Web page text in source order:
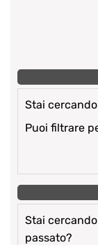
Stai
Puoi filtrare
Stai
passato?